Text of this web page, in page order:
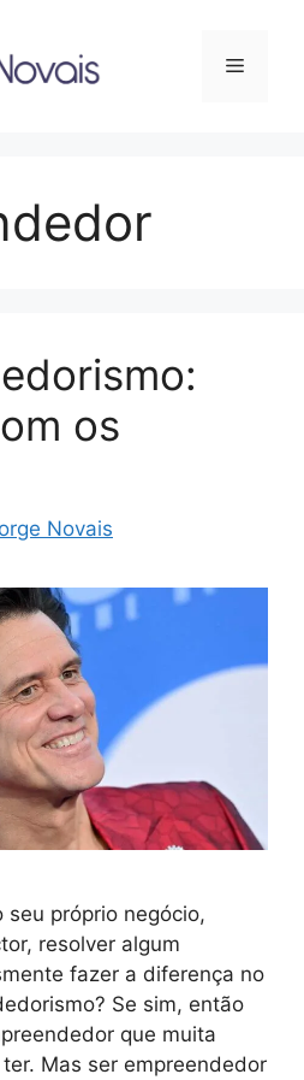
os
Novais
seu próprio negócio,
resolver algum
fazer a diferença no
Se sim, então
que muita
Mas ser empreendedor